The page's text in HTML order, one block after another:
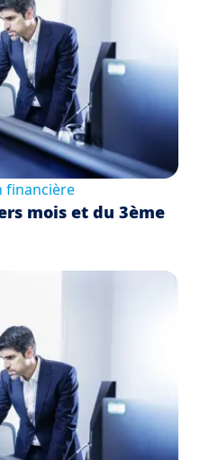
financière
mois et du 3ème